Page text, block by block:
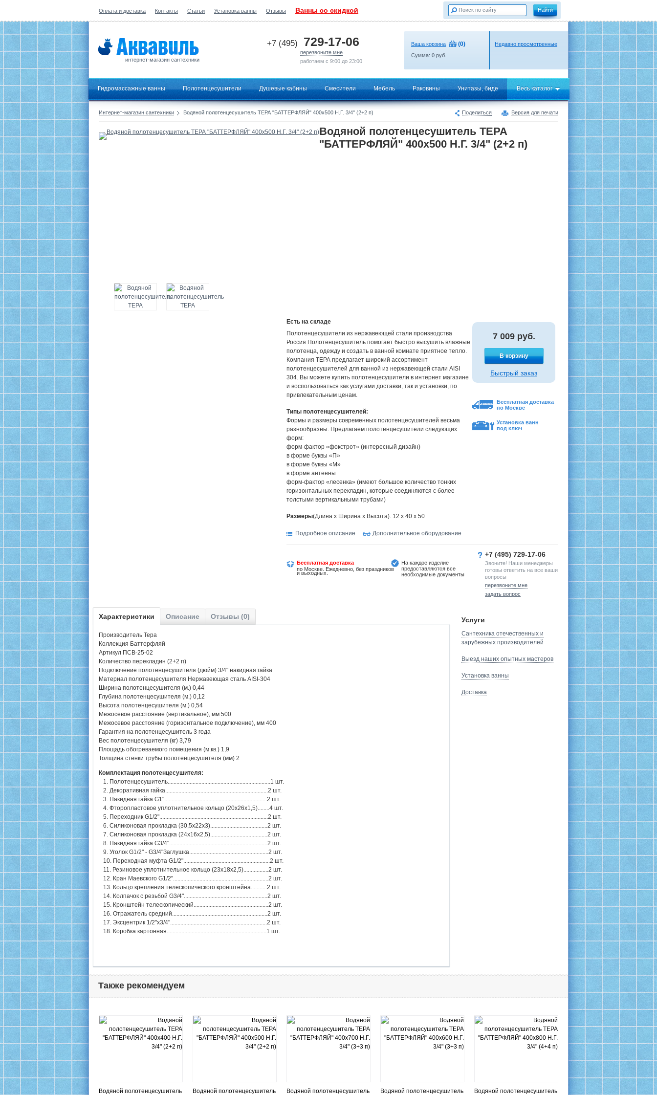
Оплата и доставка Контакты Статьи Установка ванны Отзывы Ванны со скидкой
интернет-магазин сантехники
+7 (495) 729-17-06
перезвоните мне
работаем с 9:00 до 23:00
Ваша корзина (0)
Сумма: 0 руб.
Недавно просмотренные
Гидромассажные ванны Полотенцесушители Душевые кабины Смесители Мебель Раковины Унитазы, биде Весь каталог
Поделиться Версия для печати
Интернет-магазин сантехники Водяной полотенцесушитель ТЕРА "БАТТЕРФЛЯЙ" 400х500 Н.Г. 3/4" (2+2 п)
Водяной полотенцесушитель ТЕРА
"БАТТЕРФЛЯЙ" 400х500 Н.Г. 3/4" (2+2 п)
Есть на складе
Полотенцесушители из нержавеющей стали производства
Россия Полотенцесушитель помогает быстро высушить влажные
полотенца, одежду и создать в ванной комнате приятное тепло.
Компания ТЕРА предлагает широкий ассортимент
полотенцесушителей для ванной из нержавеющей стали AISI
304. Вы можете купить полотенцесушители в интернет магазине
и воспользоваться как услугами доставки, так и установки, по
привлекательным ценам.
Типы полотенцесушителей:
Формы и размеры современных полотенцесушителей весьма
разнообразны. Предлагаем полотенцесушители следующих
форм:
форм-фактор «фокстрот» (интересный дизайн)
в форме буквы «П»
в форме буквы «М»
в форме антенны
форм-фактор «лесенка» (имеют большое количество тонких
горизонтальных перекладин, которые соединяются с более
толстыми вертикальными трубами)
Размеры(Длина х Ширина х Высота): 12 x 40 x 50
7 009 руб.
В корзину
Быстрый заказ
Бесплатная доставка
по Москве
Установка ванн
под ключ
Подробное описание Дополнительное оборудование
Бесплатная доставка
по Москве. Ежедневно, без праздников
и выходных.
На каждое изделие
предоставляются все
необходимые документы
+7 (495) 729-17-06
Звоните! Наши менеджеры
готовы ответить на все ваши
вопросы
перезвоните мне
задать вопрос
Характеристики Описание Отзывы (0)
Производитель Тера
Коллекция Баттерфляй
Артикул ПСВ-25-02
Количество перекладин (2+2 п)
Подключение полотенцесушителя (дюйм) 3/4" накидная гайка
Материал полотенцесушителя Нержавеющая сталь AISI-304
Ширина полотенцесушителя (м.) 0,44
Глубина полотенцесушителя (м.) 0,12
Высота полотенцесушителя (м.) 0,54
Межосевое расстояние (вертикальное), мм 500
Межосевое расстояние (горизонтальное подключение), мм 400
Гарантия на полотенцесушитель 3 года
Вес полотенцесушителя (кг) 3,79
Площадь обогреваемого помещения (м.кв.) 1,9
Толщина стенки трубы полотенцесушителя (мм) 2
Комплектация полотенцесушителя:
1. Полотенцесушитель......................................................................1 шт.
2. Декоративная гайка......................................................................2 шт.
3. Накидная гайка G1"......................................................................2 шт.
4. Фторопластовое уплотнительное кольцо (20х26х1,5)........4 шт.
5. Переходник G1/2"..........................................................................2 шт.
6. Силиконовая прокладка (30,5х22х3).......................................2 шт.
7. Силиконовая прокладка (24х16х2,5).......................................2 шт.
8. Накидная гайка G3/4"...................................................................2 шт.
9. Уголок G1/2" - G3/4"Заглушка......................................................2 шт.
10. Переходная муфта G1/2"...........................................................2 шт.
11. Резиновое уплотнительное кольцо (23х18х2,5).................2 шт.
12. Кран Маевского G1/2".................................................................2 шт.
13. Кольцо крепления телескопического кронштейна...........2 шт.
14. Колпачок с резьбой G3/4".........................................................2 шт.
15. Кронштейн телескопический...................................................2 шт.
16. Отражатель средний.................................................................2 шт.
17. Эксцентрик 1/2"х3/4"..................................................................2 шт.
18. Коробка картонная....................................................................1 шт.
Услуги
Сантехника отечественных и
зарубежных производителей
Выезд наших опытных мастеров
Установка ванны
Доставка
Также рекомендуем
Водяной полотенцесушитель Водяной полотенцесушитель Водяной полотенцесушитель Водяной полотенцесушитель Водяной полотенцесушитель